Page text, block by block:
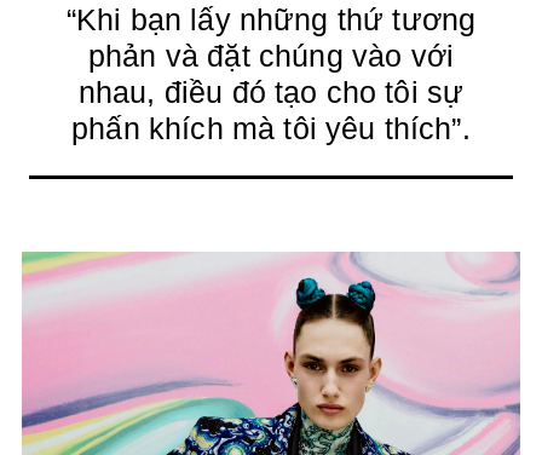
“Khi bạn lấy những thứ tương
phản và đặt chúng vào với
nhau, điều đó tạo cho tôi sự
phấn khích mà tôi yêu thích”.